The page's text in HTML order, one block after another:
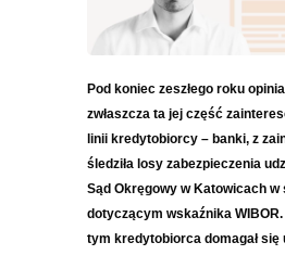
Pod koniec zeszłego roku
zwłaszcza ta jej część
linii kredytobiorcy – banki, z
śledziła losy zabezpieczenia
Sąd Okręgowy w Katowicach w
dotyczącym wskaźnika
tym kredytobiorca domagał się